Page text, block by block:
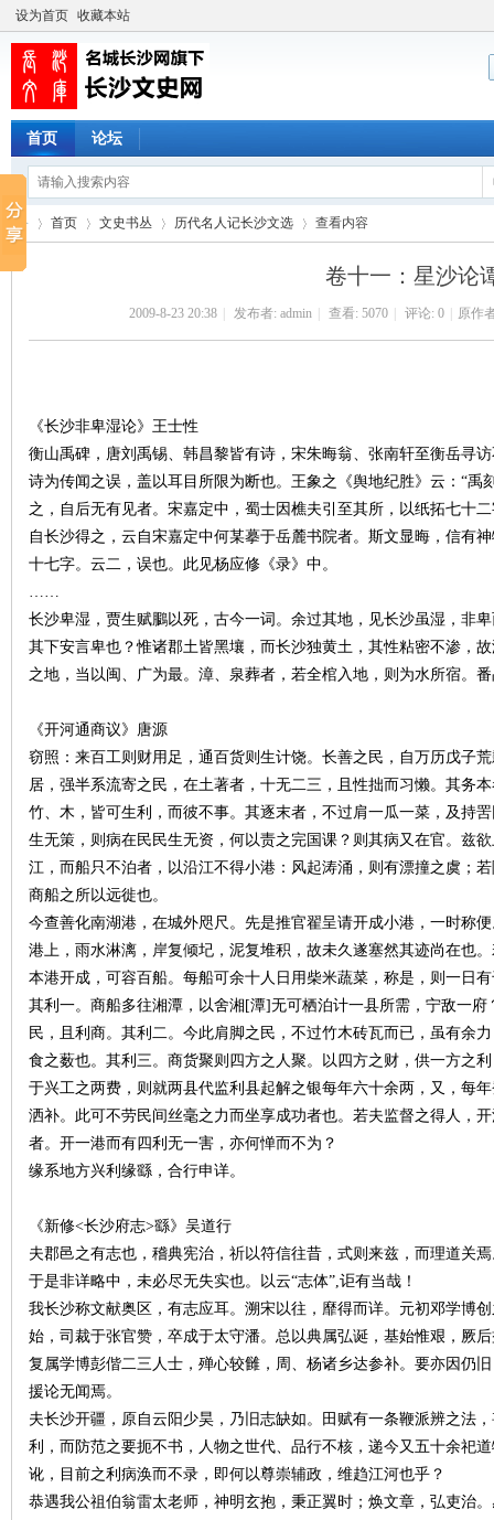
设为首页 收藏本站
首页 论坛
首页 文史书丛
›
历代名人记长沙文选
›
查看内容
卷十一：星沙论
2009-8-23 20:38 发布者: admin 查看: 5070 评论: 0 原作
《长沙非卑湿论》王士性
衡山禹碑，唐刘禹锡、韩昌黎皆有诗，宋朱晦翁、张南轩至衡岳寻
诗为传闻之误，盖以耳目所限为断也。王象之《舆地纪胜》云：“禹
之，自后无有见者。宋嘉定中，蜀士因樵夫引至其所，以纸拓七十
自长沙得之，云自宋嘉定中何某摹于岳麓书院者。斯文显晦，信有
十七字。云二，误也。此见杨应修《录》中。
……
长沙卑湿，贾生赋鵩以死，古今一词。余过其地，见长沙虽湿，非
其下安言卑也？惟诸郡土皆黑壤，而长沙独黄土，其性粘密不渗，
之地，当以闽、广为最。漳、泉葬者，若全棺入地，则为水所宿。
《开河通商议》唐源
窃照：来百工则财用足，通百货则生计饶。长善之民，自万历戊子
居，强半系流寄之民，在土著者，十无二三，且性拙而习懒。其务
竹、木，皆可生利，而彼不事。其逐末者，不过肩一瓜一菜，及持
生无策，则病在民民生无资，何以责之完国课？则其病又在官。兹
江，而船只不泊者，以沿江不得小港：风起涛涌，则有漂撞之虞；
商船之所以远徙也。
今查善化南湖港，在城外咫尺。先是推官翟呈请开成小港，一时称
港上，雨水淋漓，岸复倾圮，泥复堆积，故未久遂塞然其迹尚在也
本港开成，可容百船。每船可余十人日用柴米蔬菜，称是，则一日
其利一。商船多往湘潭，以舍湘[潭]无可栖泊计一县所需，宁敌一
民，且利商。其利二。今此肩脚之民，不过竹木砖瓦而已，虽有余
食之薮也。其利三。商货聚则四方之人聚。以四方之财，供一方之
于兴工之两费，则就两县代监利县起解之银每年六十余两，又，每
洒补。此可不劳民间丝毫之力而坐享成功者也。若夫监督之得人，
者。开一港而有四利无一害，亦何惮而不为？
缘系地方兴利缘繇，合行申详。
《新修<长沙府志>繇》吴道行
夫郡邑之有志也，稽典宪治，祈以符信往昔，式则来兹，而理道关
于是非详略中，未必尽无失实也。以云“志体”,讵有当哉！
我长沙称文献奥区，有志应耳。溯宋以往，靡得而详。元初邓学博
始，司裁于张官赞，卒成于太守潘。总以典属弘诞，基始惟艰，厥
复属学博彭偕二三人士，殚心较雠，周、杨诸乡达参补。要亦因仍
援论无闻焉。
夫长沙开疆，原自云阳少昊，乃旧志缺如。田赋有一条鞭派辨之法
利，而防范之要扼不书，人物之世代、品行不核，递今又五十余祀
讹，目前之利病涣而不录，即何以尊崇辅政，维趋江河也乎？
恭遇我公祖伯翁雷太老师，神明玄抱，秉正翼时；焕文章，弘吏治